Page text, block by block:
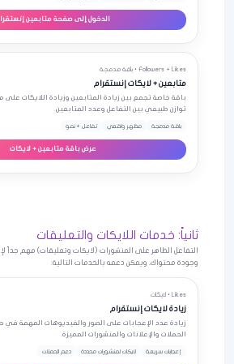
الدخول إلى صفحة متابعين
Followers + Likes • باقة مدمجة
متابعين + لايكات إنستقرام
باقة خاصة تجمع بين زيادة المتابعين وزيادة اللايكات
توازن طبيعي بين التفاعل وعدد المتابعين.
باقة مدمجة مظهر واقعي تفاعل + نمو
عرض باقة متابعين + لايكات
ثانياً: خدمات اللايكات والتعليقات
التفاعل الظاهر على المنشورات (لايكات وتعليقات) مهم جداً
وجودة محتواك، ويمكن دعمه بالخدمات التالية:
Likes • لايكات
زيادة لايكات إنستقرام
زيادة عدد الإعجابات على الصور والفيديوهات المهمة في
الحملات والإعلانات والمنشورات المميزة.
إعجابات سريعة لايكات لمنشورات محددة دعم الحملات